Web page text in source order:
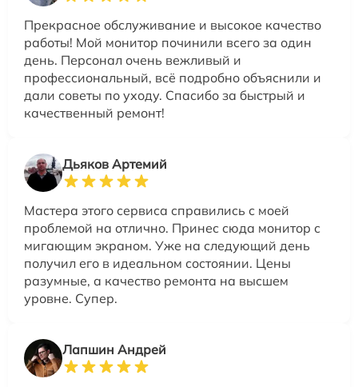
Прекрасное обслуживание и высокое качество
работы! Мой монитор починили всего за один
день. Персонал очень вежливый и
профессиональный, всё подробно объяснили и
дали советы по уходу. Спасибо за быстрый и
качественный ремонт!
Дьяков Артемий
Мастера этого сервиса справились с моей
проблемой на отлично. Принес сюда монитор с
мигающим экраном. Уже на следующий день
получил его в идеальном состоянии. Цены
разумные, а качество ремонта на высшем
уровне. Супер.
Лапшин Андрей